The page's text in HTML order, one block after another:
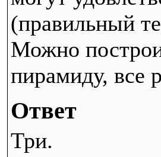
(правильный
Можно
пирамиду, все
Ответ
Три.